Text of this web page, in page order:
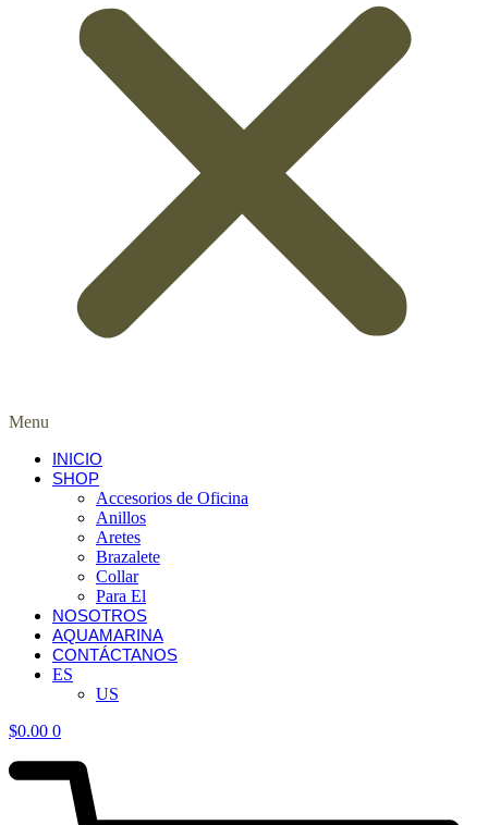
Menu
INICIO
SHOP
Accesorios de Oficina
Anillos
Aretes
Brazalete
Collar
Para El
NOSOTROS
AQUAMARINA
CONTÁCTANOS
ES
US
$0.00 0